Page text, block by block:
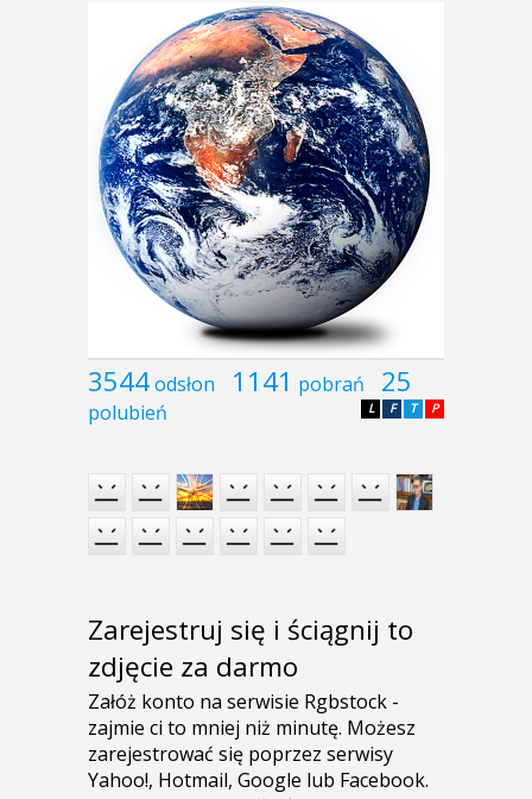
3544odsłon 1141 pobrań 25
polubień P
T
F
L
Zarejestruj się i ściągnij to
zdjęcie za darmo